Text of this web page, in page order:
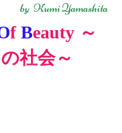
by Kumi Yamashita
f Beauty ～
社会～
2016.8～12